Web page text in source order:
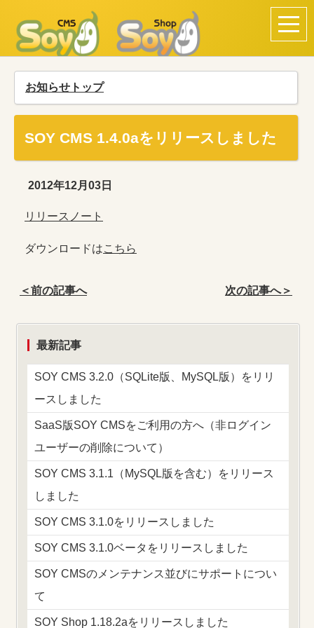
お知らせトップ
SOY CMS 1.4.0aをリリースしました
2012年12月03日
リリースノート
ダウンロードはこちら
＜前の記事へ 次の記事へ＞
最新記事
SOY CMS 3.2.0（SQLite版、MySQL版）をリリ
ースしました
SaaS版SOY CMSをご利用の方へ（非ログイン
ユーザーの削除について）
SOY CMS 3.1.1（MySQL版を含む）をリリース
しました
SOY CMS 3.1.0をリリースしました
SOY CMS 3.1.0ベータをリリースしました
SOY CMSのメンテナンス並びにサポートについ
て
SOY Shop 1.18.2aをリリースしました